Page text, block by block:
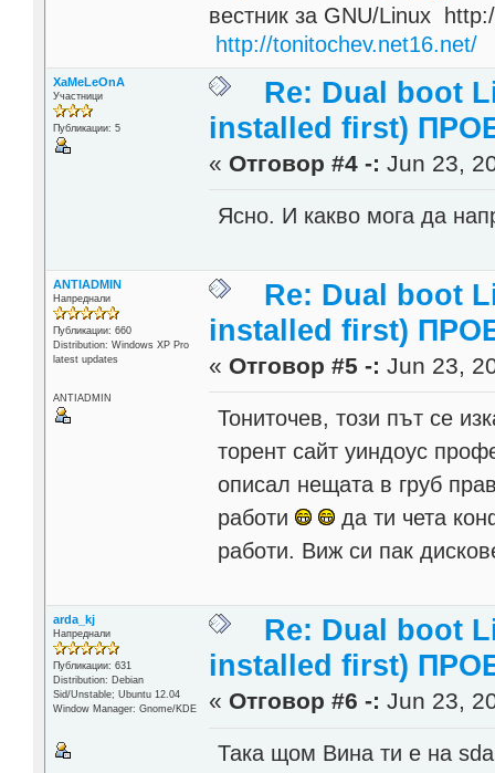
вестник за GNU/Linux
http://tonitochev.net16.net/
XaMeLeOnA
Участници
Публикации: 5
Re: Dual boot
installed first)
« Отговор #4 -: Jun 23,
Ясно. И какво мога да
ANTIADMIN
Напреднали
Публикации: 660
Distribution: Windows XP Pro
latest updates
ANTIADMIN
Re: Dual boot
installed first)
« Отговор #5 -: Jun 23,
Тониточев, този път се
торент сайт уиндоус
описал нещата в груб
работи
да ти чета
работи. Виж си пак
arda_kj
Напреднали
Публикации: 631
Distribution: Debian
Sid/Unstable; Ubuntu 12.04
Window Manager: Gnome/KDE
Re: Dual boot
installed first)
« Отговор #6 -: Jun 23,
Така щом Вина ти е на